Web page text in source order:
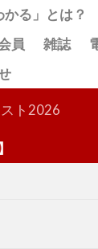
かる」とは？
員
雑誌
ト2026